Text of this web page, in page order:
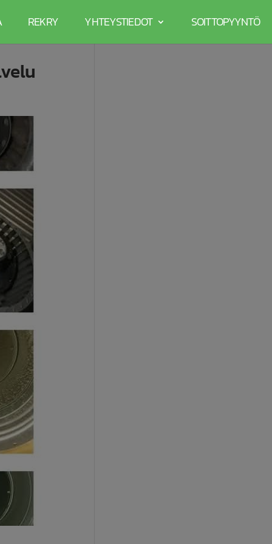
REKRY YHTEYSTIEDOT SOITTOPYYNTÖ